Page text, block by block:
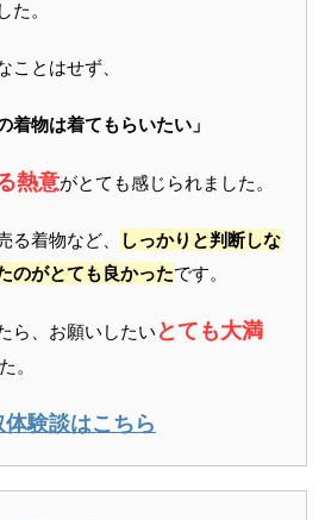
た。
ことはせず、
着物は着てもらいたい」
熱意がとても感じられました。
る着物など、
しっかりと判断しな
のがとても良かったです。
ら、お願いしたい とても大満
。
験談はこちら